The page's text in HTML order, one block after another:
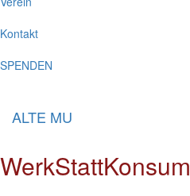
Kontakt
SPENDEN
ALTE MU
WerkStattKonsum